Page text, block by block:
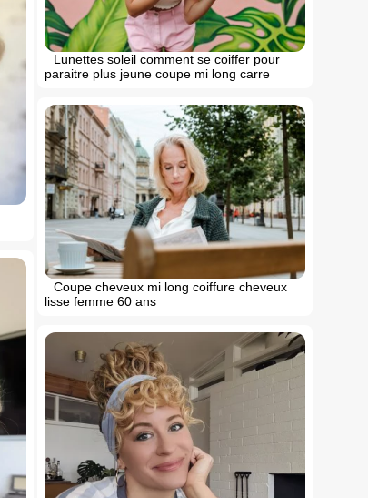
Lunettes soleil comment se coiffer pour
paraitre plus jeune coupe mi long carre
Coupe cheveux mi long coiffure cheveux
lisse femme 60 ans